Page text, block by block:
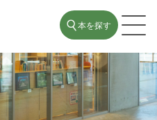
本を探す